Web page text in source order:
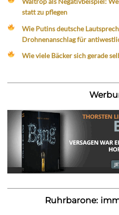
statt zu pflegen
Wie Putins deutsche
Drohnenanschlag für
Wie viele Bäcker sich gerade
Ruhrbarone: